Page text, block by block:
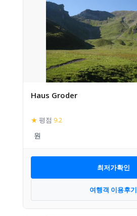
Haus Groder
★ 평점 9.2
최저가확인
여행객 이용후기